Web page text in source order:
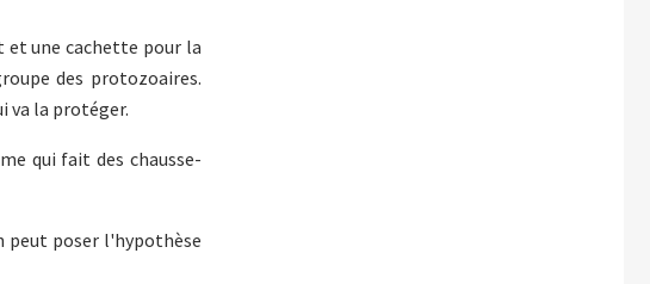
et une cachette pour la
des protozoaires.
va la protéger.
qui fait des chausse-
peut poser l'hypothèse